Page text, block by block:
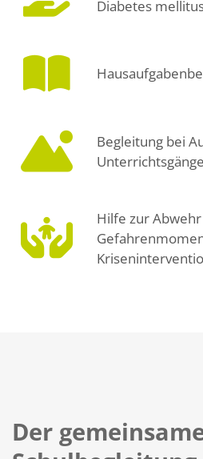
Diabetes
Begleitung bei
Hilfe zur
Der